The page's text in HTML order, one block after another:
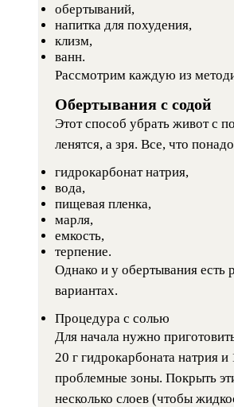
обертываний,
напитка для похудения,
клизм,
ванн.
Рассмотрим каждую из
Обертывания с содой
Этот способ убрать живот с
ленятся, а зря. Все, что
гидрокарбонат натрия,
вода,
пищевая пленка,
марля,
емкость,
терпение.
Однако и у обертывания
вариантах.
Процедура с солью
Для начала нужно
20 г гидрокарбоната натрия
проблемные зоны. Покрыть
несколько слоев (чтобы